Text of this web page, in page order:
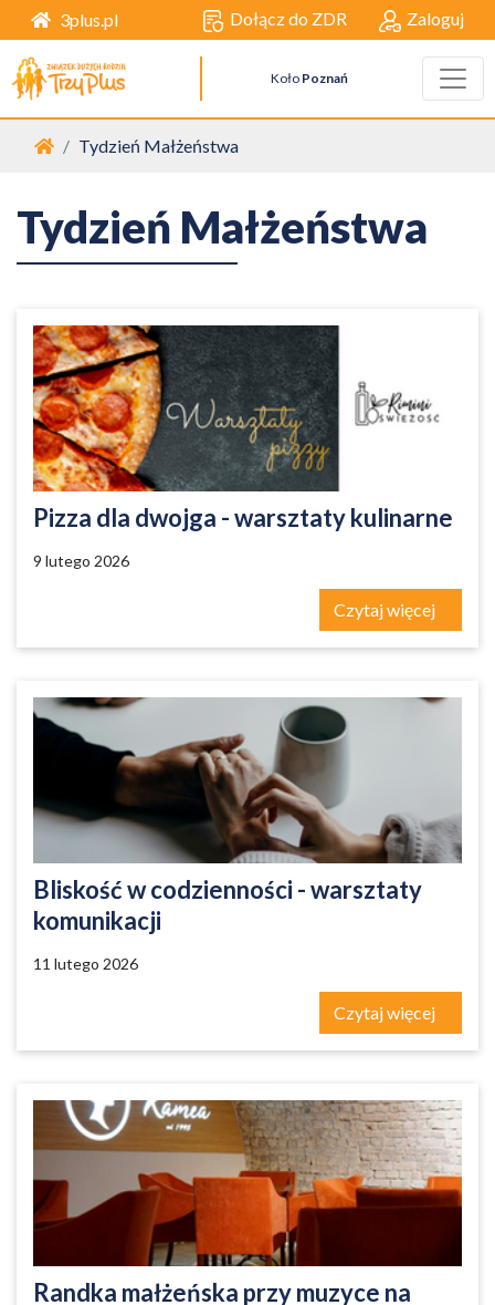
3plus.pl Dołącz do ZDR Zaloguj
Koło Poznań
Strona główna
Tydzień Małżeństwa
Tydzień Małżeństwa
Pizza dla dwojga - warsztaty kulinarne
9 lutego 2026
Czytaj więcej
Bliskość w codzienności - warsztaty
komunikacji
11 lutego 2026
Czytaj więcej
Randka małżeńska przy muzyce na